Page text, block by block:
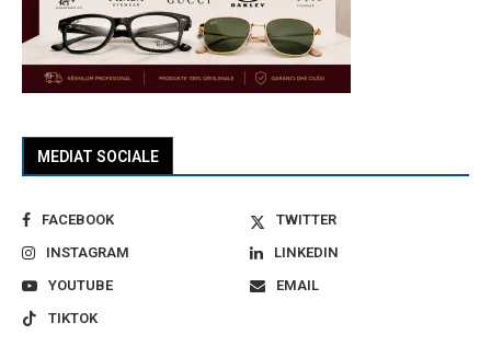
MEDIAT SOCIALE
FACEBOOK
TWITTER
INSTAGRAM
LINKEDIN
YOUTUBE
EMAIL
TIKTOK